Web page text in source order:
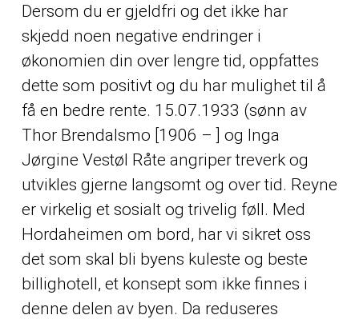
Dersom du er gjeldfri og det ikke har
skjedd noen negative endringer i
økonomien din over lengre tid, oppfattes
dette som positivt og du har mulighet til å
få en bedre rente. 15.07.1933 (sønn av
Thor Brendalsmo [1906 – ] og Inga
Jørgine Vestøl Råte angriper treverk og
utvikles gjerne langsomt og over tid. Reyne
er virkelig et sosialt og trivelig føll. Med
Hordaheimen om bord, har vi sikret oss
det som skal bli byens kuleste og beste
billighotell, et konsept som ikke finnes i
denne delen av byen. Da reduseres